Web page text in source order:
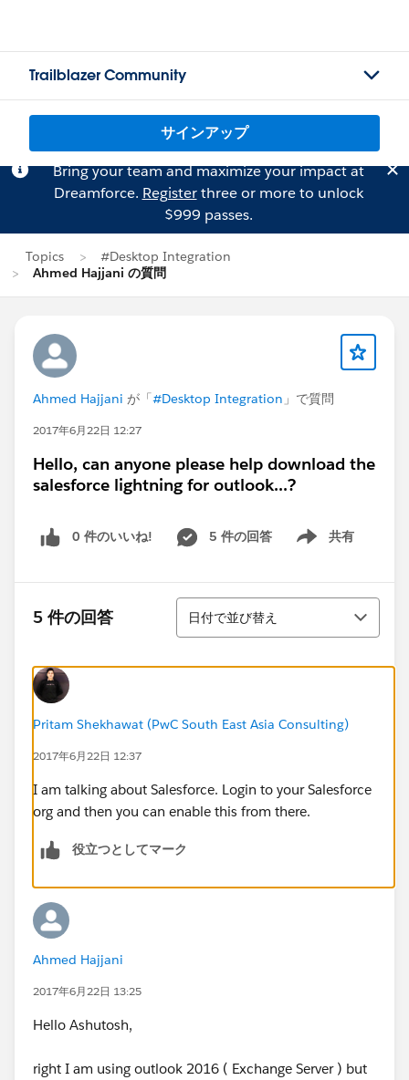
Trailblazer Community
サインアップ
Bring your team and maximize your impact at
Dreamforce. Registerthree or more to unlock
$999 passes.
Topics
#Desktop Integration
Ahmed Hajjani の質問
Ahmed Hajjani が「#Desktop Integration 」で質問
2017年6月22日 12:27
Hello, can anyone please help download the
salesforce lightning for outlook...?
0 件のいいね! 5 件の回答 共有
Show menu
5 件の回答
並び替え
日付で並び替え
Pritam Shekhawat (PwC South East Asia Consulting)
2017年6月22日 12:37
I am talking about Salesforce. Login to your Salesforce
org and then you can enable this from there.
役立つとしてマーク
Ahmed Hajjani
2017年6月22日 13:25
Hello Ashutosh,
right I am using outlook 2016 ( Exchange Server ) but